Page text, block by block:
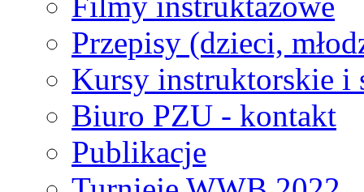
Przepisy (dzieci,
Kursy instruktorskie i
Biuro PZU - kontakt
Publikacje